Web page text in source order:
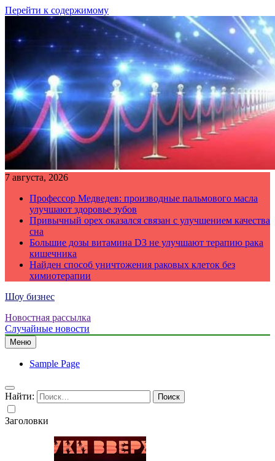
Перейти к содержимому
7 августа, 2026
Профессор Медведев: производные пальмового масла
улучшают здоровье зубов
Привычный орех оказался связан с улучшением качества
сна
Большие дозы витамина D3 не улучшают терапию рака
кишечника
Найден способ уничтожения раковых клеток без
химиотерапии
Шоу бизнес
Новостная рассылка
Случайные новости
Меню
Sample Page
Найти:
Заголовки